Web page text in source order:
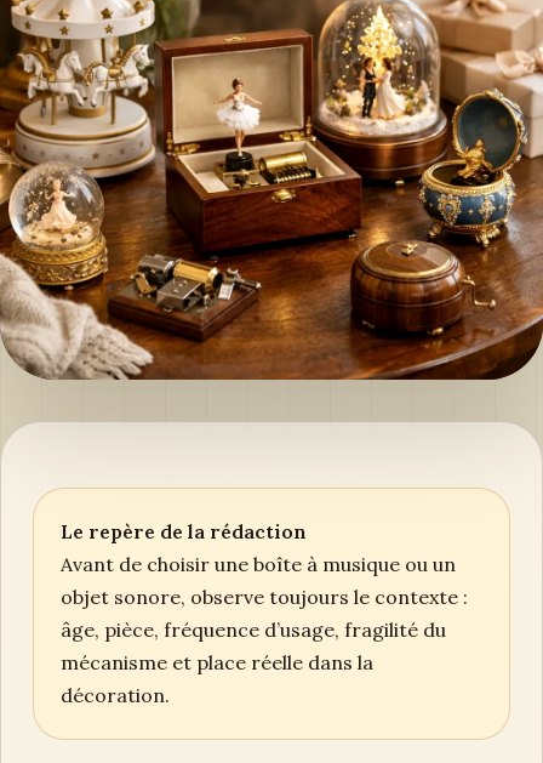
Le repère de la rédaction
Avant de choisir une boîte à musique ou un
objet sonore, observe toujours le contexte :
âge, pièce, fréquence d’usage, fragilité du
mécanisme et place réelle dans la
décoration.